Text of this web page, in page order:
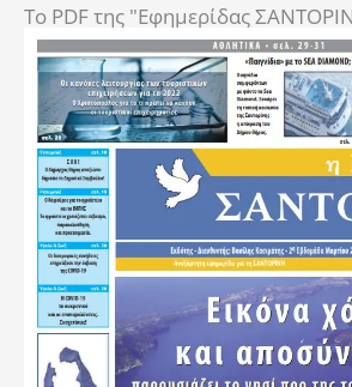
To PDF της "Εφημερίδας